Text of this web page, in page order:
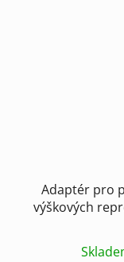
Adaptér pro
výškových